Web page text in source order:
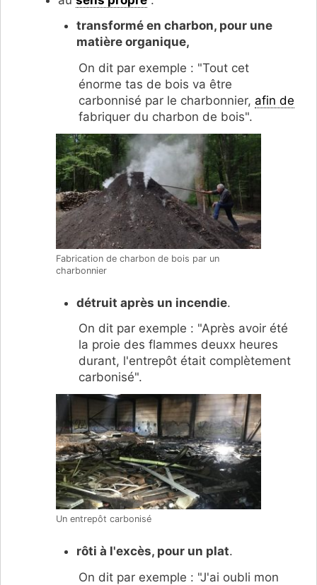
transformé en charbon, pour une
matière organique,
On dit par exemple : "Tout cet
énorme tas de bois va être
carbonnisé par le charbonnier, afin de
fabriquer du charbon de bois".
Fabrication de charbon de bois par un
charbonnier
détruit après un incendie.
On dit par exemple : "Après avoir été
la proie des flammes deuxx heures
durant, l'entrepôt était complètement
carbonisé".
Un entrepôt carbonisé
rôti à l'excès, pour un plat.
On dit par exemple : "J'ai oubli mon